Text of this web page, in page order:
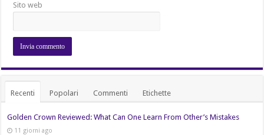
Sito web
Recenti Popolari Commenti Etichette
Golden Crown Reviewed: What Can One Learn From Other’s Mistakes
11 giorni ago